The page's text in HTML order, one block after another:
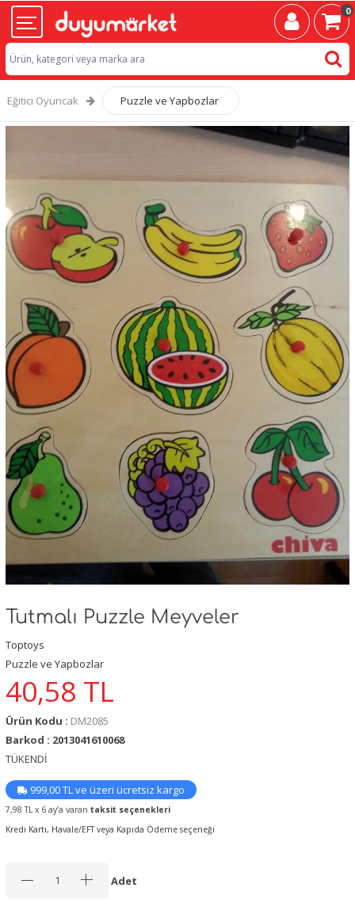
0
Eğitici Oyuncak Puzzle ve Yapbozlar
Tutmalı Puzzle Meyveler
Toptoys
Puzzle ve Yapbozlar
40,58 TL
Ürün Kodu : DM2085
Barkod : 2013041610068
TÜKENDİ
999,00 TL ve üzeri ücretsiz kargo
7,98 TL x 6 ay’a varan taksit seçenekleri
Kredi Kartı, Havale/EFT veya Kapıda Ödeme seçeneği
Adet